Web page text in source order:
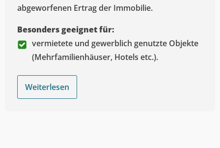
abgeworfenen Ertrag der Immobilie.
Besonders geeignet für:
vermietete und gewerblich genutzte Objekte
(Mehrfamilienhäuser, Hotels etc.).
Weiterlesen